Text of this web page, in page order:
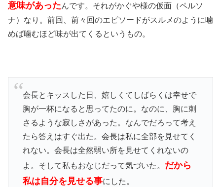
意味があったんです。それがかぐや様の仮面（ペルソ
ナ）なり。前回、前々回のエピソードがスルメのように噛
めば噛むほど味が出てくるというもの。
会長とキッスした日、嬉しくてしばらくは幸せで
胸が一杯になると思ってたのに。なのに、胸に刺
さるような寂しさがあった。なんでだろって考え
たら答えはすぐ出た。会長は私に全部を見せてく
れない。会長は全然弱い所を見せてくれないの
よ。そして私もおなじだって気づいた。 だから
私は自分を見せる事にした。